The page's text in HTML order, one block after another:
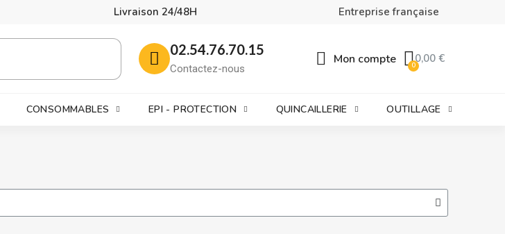
Livraison 24/48H Entreprise française
02.54.76.70.15
Contactez-nous
Mon compte 0,00 €
CONSOMMABLES EPI - PROTECTION QUINCAILLERIE OUTILLAGE